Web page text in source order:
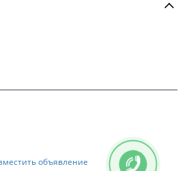
объявление